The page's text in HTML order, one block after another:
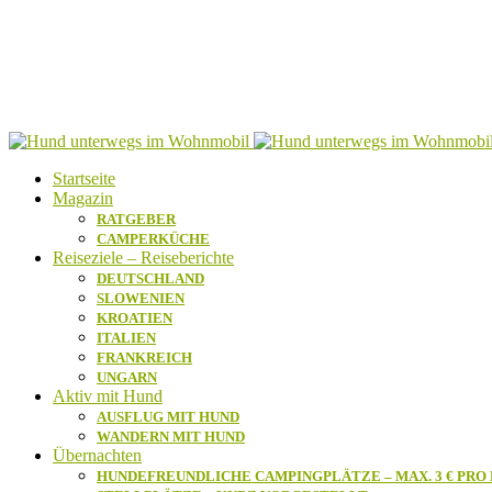
Startseite
Magazin
RATGEBER
CAMPERKÜCHE
Reiseziele – Reiseberichte
DEUTSCHLAND
SLOWENIEN
KROATIEN
ITALIEN
FRANKREICH
UNGARN
Aktiv mit Hund
AUSFLUG MIT HUND
WANDERN MIT HUND
Übernachten
HUNDEFREUNDLICHE CAMPINGPLÄTZE – MAX. 3 € PRO